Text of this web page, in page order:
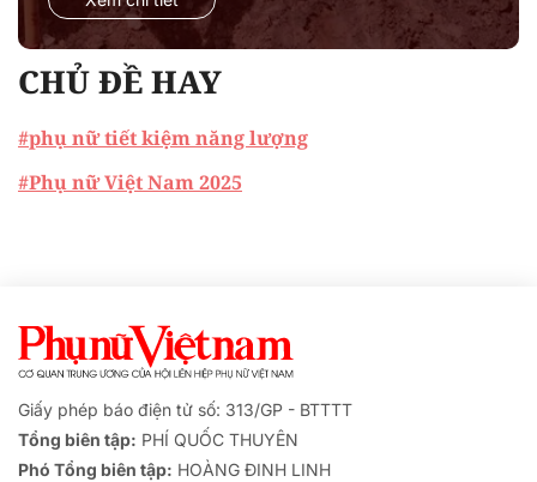
CHỦ ĐỀ HAY
#phụ nữ tiết kiệm năng lượng
#Phụ nữ Việt Nam 2025
Giấy phép báo điện tử số: 313/GP - BTTTT
Tổng biên tập: PHÍ QUỐC THUYÊN
Phó Tổng biên tập: HOÀNG ĐINH LINH